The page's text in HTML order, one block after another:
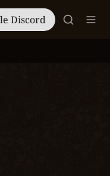
Discord